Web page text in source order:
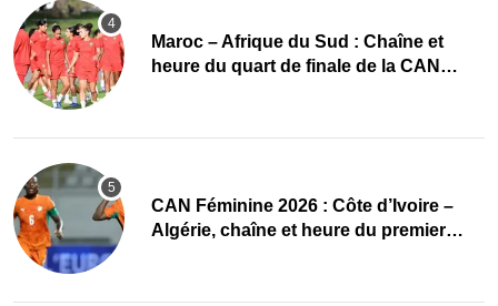
Maroc – Afrique du Sud : Chaîne et
heure du quart de finale de la CAN
CAN Féminine 2026 : Côte d’Ivoire –
Algérie, chaîne et heure du premier